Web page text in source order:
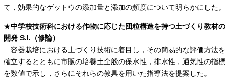
て，効果的なゲットウの添加量と添加の頻度について明らかにした。
★中学校技術科における作物に応じた団粒構造を持つ土づくり教材の
開発 S.I.（修論）
容器栽培における土づくり技術に着目し，その簡易的な評価方法を
確立するとともに市販の培養土全般の保水性，排水性，通気性の指標
を数値で示し，さらにそれらの教具を用いた指導法を提案した。